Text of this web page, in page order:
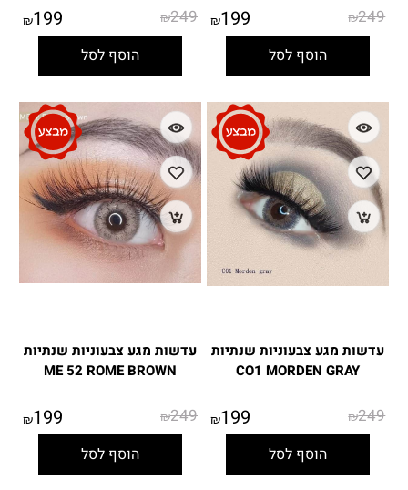
₪249
₪199
הוסף לסל
₪249
₪199
הוסף לסל
עדשות מגע צבעוניות שנתיות
CO1 MORDEN GRAY
₪249
₪199
הוסף לסל
עדשות מגע צבעוניות שנתיות
ME 52 ROME BROWN
₪249
₪199
הוסף לסל